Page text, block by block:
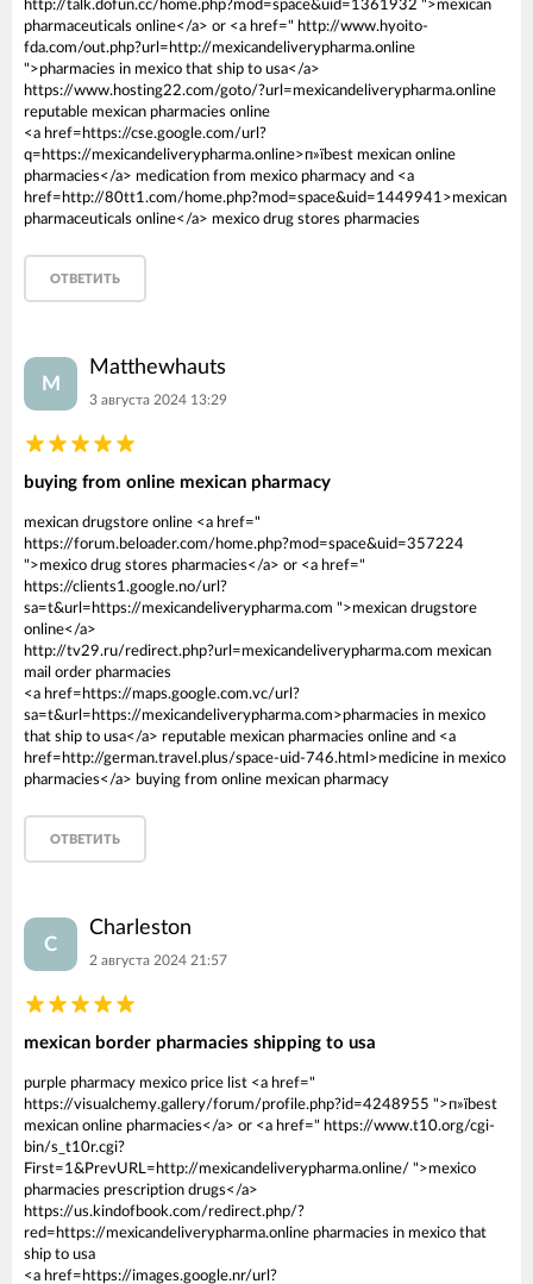
http://talk.dofun.cc/home.php?mod=space&uid=1361932 ">mexican
pharmaceuticals online</a> or <a href=" http://www.hyoito-
fda.com/out.php?url=http://mexicandeliverypharma.online
">pharmacies in mexico that ship to usa</a>
https://www.hosting22.com/goto/?url=mexicandeliverypharma.online
reputable mexican pharmacies online
<a href=https://cse.google.com/url?
q=https://mexicandeliverypharma.online>п»їbest mexican online
pharmacies</a> medication from mexico pharmacy and <a
href=http://80tt1.com/home.php?mod=space&uid=1449941>mexican
pharmaceuticals online</a> mexico drug stores pharmacies
ОТВЕТИТЬ
M
Matthewhauts
3 августа 2024 13:29
buying from online mexican pharmacy
mexican drugstore online <a href="
https://forum.beloader.com/home.php?mod=space&uid=357224
">mexico drug stores pharmacies</a> or <a href="
https://clients1.google.no/url?
sa=t&url=https://mexicandeliverypharma.com ">mexican drugstore
online</a>
http://tv29.ru/redirect.php?url=mexicandeliverypharma.com mexican
mail order pharmacies
<a href=https://maps.google.com.vc/url?
sa=t&url=https://mexicandeliverypharma.com>pharmacies in mexico
that ship to usa</a> reputable mexican pharmacies online and <a
href=http://german.travel.plus/space-uid-746.html>medicine in mexico
pharmacies</a> buying from online mexican pharmacy
ОТВЕТИТЬ
C
Charleston
2 августа 2024 21:57
mexican border pharmacies shipping to usa
purple pharmacy mexico price list <a href="
https://visualchemy.gallery/forum/profile.php?id=4248955 ">п»їbest
mexican online pharmacies</a> or <a href=" https://www.t10.org/cgi-
bin/s_t10r.cgi?
First=1&PrevURL=http://mexicandeliverypharma.online/ ">mexico
pharmacies prescription drugs</a>
https://us.kindofbook.com/redirect.php/?
red=https://mexicandeliverypharma.online pharmacies in mexico that
ship to usa
<a href=https://images.google.nr/url?